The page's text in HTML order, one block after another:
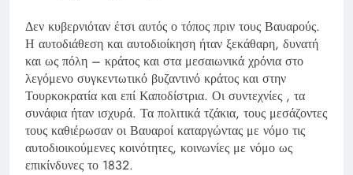
Δεν κυβερνιόταν έτσι αυτός ο τόπος πριν τους Βαυαρούς.
Η αυτοδιάθεση και αυτοδιοίκηση ήταν ξεκάθαρη, δυνατή
και ως πόλη – κράτος και στα μεσαιωνικά χρόνια στο
λεγόμενο συγκεντωτικό βυζαντινό κράτος και στην
Τουρκοκρατία και επί Καποδίστρια. Οι συντεχνίες , τα
συνάφια ήταν ισχυρά. Τα πολιτικά τζάκια, τους μεσάζοντες
τους καθιέρωσαν οι Βαυαροί καταργώντας με νόμο τις
αυτοδιοικούμενες κοινότητες, κοινωνίες με νόμο ως
επικίνδυνες το 1832.